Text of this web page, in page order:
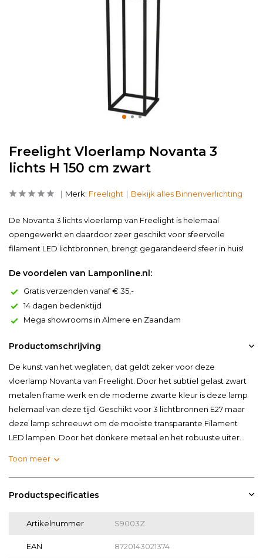
Freelight Vloerlamp Novanta 3
lichts H 150 cm zwart
Merk: Freelight Bekijk alles Binnenverlichting
De Novanta 3 lichts vloerlamp van Freelight is helemaal
opengewerkt en daardoor zeer geschikt voor sfeervolle
filament LED lichtbronnen, brengt gegarandeerd sfeer in huis!
De voordelen van Lamponline.nl:
Gratis verzenden vanaf € 35,-
14 dagen bedenktijd
Mega showrooms in Almere en Zaandam
Productomschrijving
De kunst van het weglaten, dat geldt zeker voor deze
vloerlamp Novanta van Freelight. Door het subtiel gelast zwart
metalen frame werk en de moderne zwarte kleur is deze lamp
helemaal van deze tijd. Geschikt voor 3 lichtbronnen E27 maar
deze lamp schreeuwt om de mooiste transparante Filament
LED lampen. Door het donkere metaal en het robuuste uiter...
Toon meer
Productspecificaties
Artikelnummer S9003Z
EAN 8720143021374